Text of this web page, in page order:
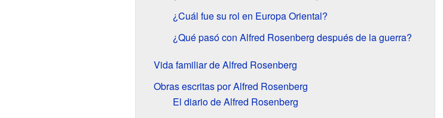
¿Cuál fue su rol en Europa Oriental?
¿Qué pasó con Alfred Rosenberg después de la guerra?
Vida familiar de Alfred Rosenberg
Obras escritas por Alfred Rosenberg
El diario de Alfred Rosenberg